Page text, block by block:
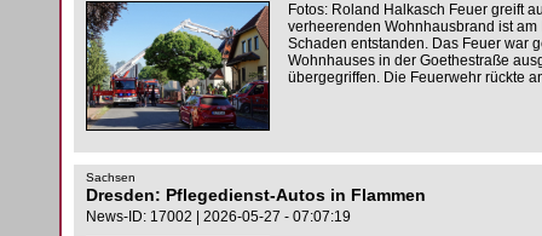
Fotos: Roland Halkasch Feuer greift
verheerenden Wohnhausbrand ist
Schaden entstanden. Das Feuer war
Wohnhauses in der Goethestraße
übergegriffen. Die Feuerwehr rückte
Sachsen
Dresden: Pflegedienst-Autos in Flammen
News-ID: 17002 | 2026-05-27 - 07:07:19